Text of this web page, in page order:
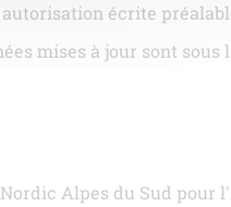
écrite
mises à jour sont sous
Alpes du Sud pour